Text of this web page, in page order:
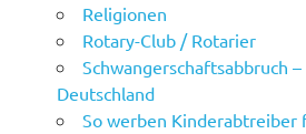
Religionen
Rotary-Club / Rotarier
Schwangerschaftsabbruch
Deutschland
So werben Kinderabtreiber